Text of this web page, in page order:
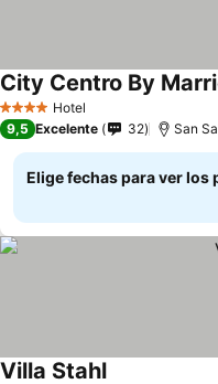
4 EstrellasHotel
City Centro By
9,5 Excelente 32 San
Elige fechas para ver los
Villa Stahl